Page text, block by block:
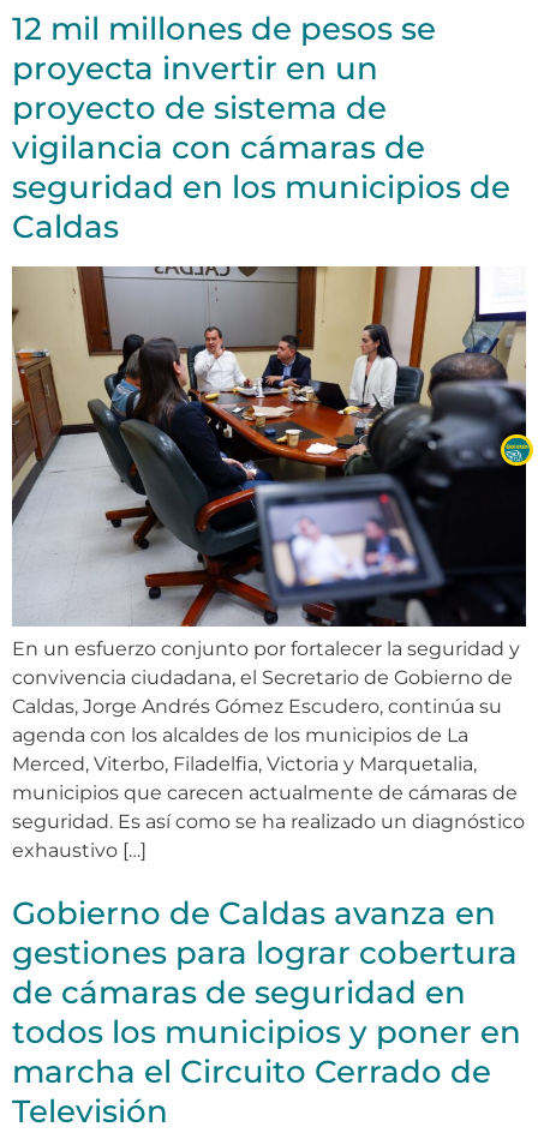
12 mil millones de pesos se
proyecta invertir en un
proyecto de sistema de
vigilancia con cámaras de
seguridad en los municipios de
Caldas
En un esfuerzo conjunto por fortalecer la seguridad y
convivencia ciudadana, el Secretario de Gobierno de
Caldas, Jorge Andrés Gómez Escudero, continúa su
agenda con los alcaldes de los municipios de La
Merced, Viterbo, Filadelfia, Victoria y Marquetalia,
municipios que carecen actualmente de cámaras de
seguridad. Es así como se ha realizado un diagnóstico
exhaustivo […]
Gobierno de Caldas avanza en
gestiones para lograr cobertura
de cámaras de seguridad en
todos los municipios y poner en
marcha el Circuito Cerrado de
Televisión